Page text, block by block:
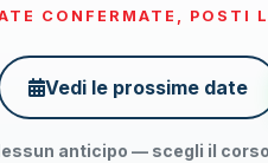
CONFERMATE,
Vedi le prossime date
anticipo — scegli il